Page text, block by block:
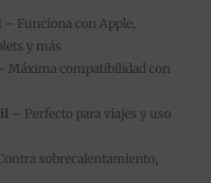
– Funciona con Apple,
y más
Máxima compatibilidad con
– Perfecto para viajes y uso
sobrecalentamiento,